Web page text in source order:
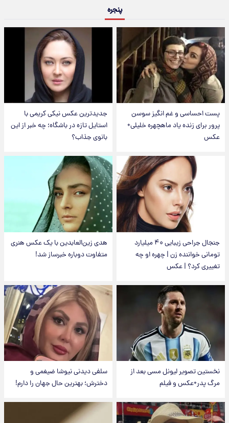
پنجره
پست احساسی و غم انگیز سوسن
پرور برای زنده یاد ماهچهره خلیلی+
عکس
جدیدترین عکس نیکی کریمی با
استایل تازه در باشگاه؛ چه خبر از این
بانوی جذاب؟
جنجال جراحی زیبایی ۴۰ میلیارد
تومانی خواننده زن | چهره او چه
تغییری کرد؟ | عکس
هدی زین‌العابدین با یک عکس هنری
متفاوت دوباره خبرساز شد!
نخستین تصویر لیونل مسی بعد از
مرگ پدر+عکس و فیلم
سلفی دیدنی نیوشا ضیغمی و
دخترش؛ بهترین حال جهان را دارم!